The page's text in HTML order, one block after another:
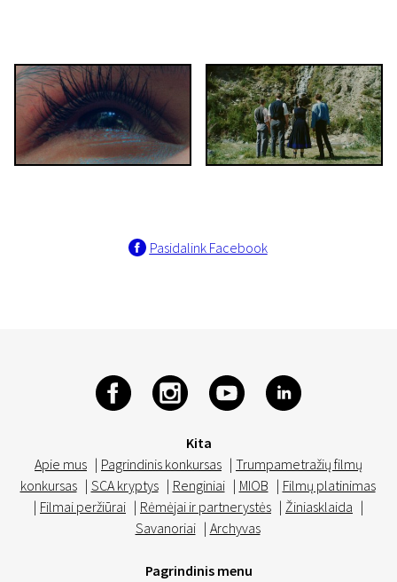
Pasidalink Facebook
Kita
Apie mus | Pagrindinis konkursas | Trumpametražių filmų
konkursas | SCA kryptys | Renginiai | MIOB | Filmų platinimas
| Filmai peržiūrai | Rėmėjai ir partnerystės | Žiniasklaida |
Savanoriai | Archyvas
Pagrindinis menu